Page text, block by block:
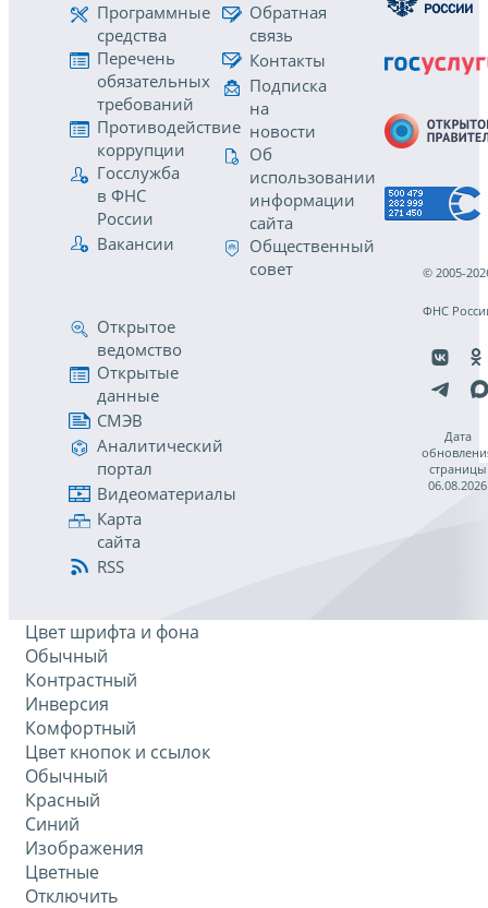
Программные
средства
Перечень
обязательных
требований
Противодействие
коррупции
Госслужба
в ФНС
России
Вакансии
Обратная
связь
Контакты
Подписка
на
новости
Об
использовании
информации
сайта
Общественный
совет
Открытое
ведомство
Открытые
данные
СМЭВ
Аналитический
портал
Видеоматериалы
Карта
сайта
RSS
© 2005-
ФНС
Дата
страницы
06.08.2026
Цвет шрифта и фона
Обычный
Контрастный
Инверсия
Комфортный
Цвет кнопок и ссылок
Обычный
Красный
Синий
Изображения
Цветные
Отключить